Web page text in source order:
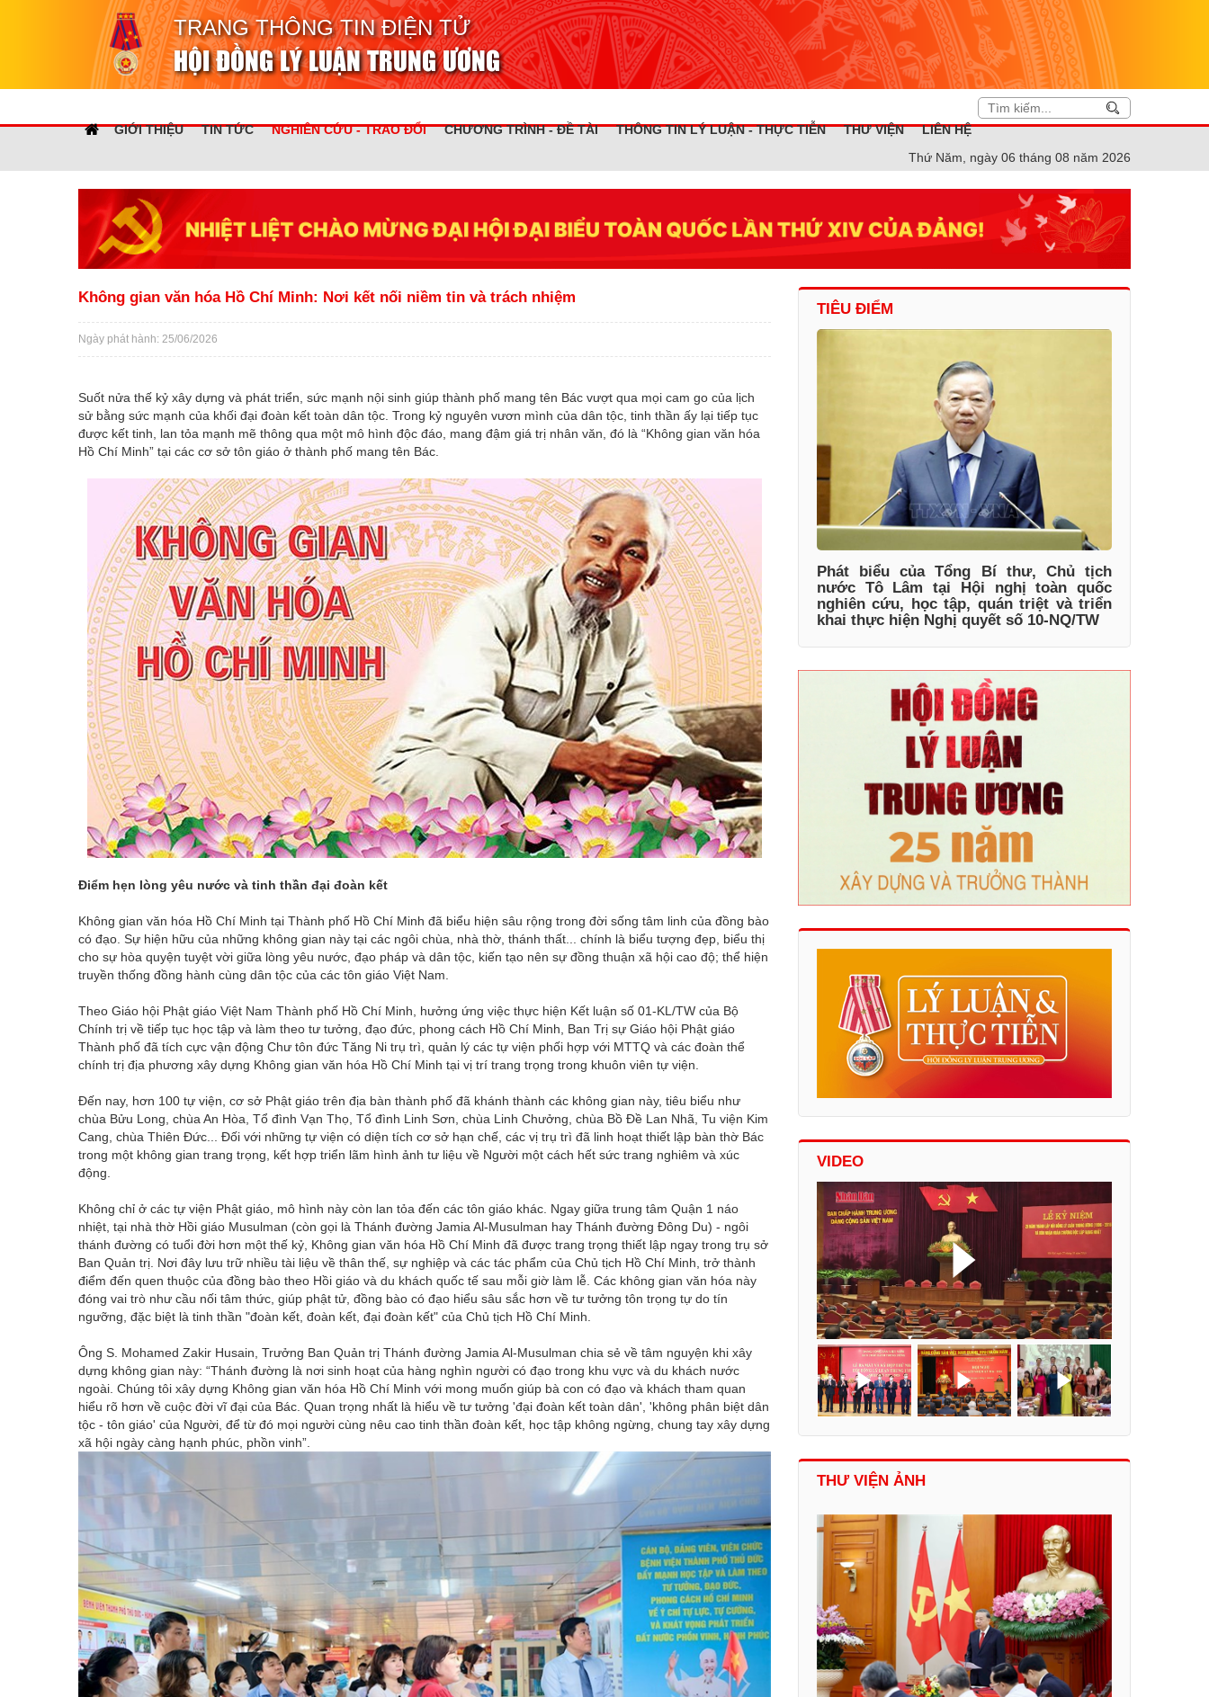
TRANG THÔNG TIN ĐIỆN TỬ
HỘI ĐỒNG LÝ LUẬN TRUNG ƯƠNG
GIỚI THIỆU TIN TỨC NGHIÊN CỨU - TRAO ĐỔI CHƯƠNG TRÌNH - ĐỀ TÀI THÔNG TIN LÝ LUẬN - THỰC TIỄN THƯ VIỆN
LIÊN HỆ
Thứ Năm, ngày 06 tháng 08 năm 2026
Không gian văn hóa Hồ Chí Minh: Nơi kết nối niềm tin và trách nhiệm ​
Ngày phát hành: 25/06/2026
Suốt nửa thế kỷ xây dựng và phát triển, sức mạnh nội sinh giúp thành phố mang tên Bác vượt qua mọi cam go của lịch
sử bằng sức mạnh của khối đại đoàn kết toàn dân tộc. Trong kỷ nguyên vươn mình của dân tộc, tinh thần ấy lại tiếp tục
được kết tinh, lan tỏa mạnh mẽ thông qua một mô hình độc đáo, mang đậm giá trị nhân văn, đó là “Không gian văn hóa
Hồ Chí Minh” tại các cơ sở tôn giáo ở thành phố mang tên Bác.
Điểm hẹn lòng yêu nước và tinh thần đại đoàn kết
Không gian văn hóa Hồ Chí Minh tại Thành phố Hồ Chí Minh đã biểu hiện sâu rộng trong đời sống tâm linh của đồng bào
có đạo. Sự hiện hữu của những không gian này tại các ngôi chùa, nhà thờ, thánh thất... chính là biểu tượng đẹp, biểu thị
cho sự hòa quyện tuyệt vời giữa lòng yêu nước, đạo pháp và dân tộc, kiến tạo nên sự đồng thuận xã hội cao độ; thể hiện
truyền thống đồng hành cùng dân tộc của các tôn giáo Việt Nam.
Theo Giáo hội Phật giáo Việt Nam Thành phố Hồ Chí Minh, hưởng ứng việc thực hiện Kết luận số 01-KL/TW của Bộ
Chính trị về tiếp tục học tập và làm theo tư tưởng, đạo đức, phong cách Hồ Chí Minh, Ban Trị sự Giáo hội Phật giáo
Thành phố đã tích cực vận động Chư tôn đức Tăng Ni trụ trì, quản lý các tự viện phối hợp với MTTQ và các đoàn thể
chính trị địa phương xây dựng Không gian văn hóa Hồ Chí Minh tại vị trí trang trọng trong khuôn viên tự viện.
Đến nay, hơn 100 tự viện, cơ sở Phật giáo trên địa bàn thành phố đã khánh thành các không gian này, tiêu biểu như
chùa Bửu Long, chùa An Hòa, Tổ đình Vạn Thọ, Tổ đình Linh Sơn, chùa Linh Chưởng, chùa Bồ Đề Lan Nhã, Tu viện Kim
Cang, chùa Thiên Đức... Đối với những tự viện có diện tích cơ sở hạn chế, các vị trụ trì đã linh hoạt thiết lập bàn thờ Bác
trong một không gian trang trọng, kết hợp triển lãm hình ảnh tư liệu về Người một cách hết sức trang nghiêm và xúc
động.
Không chỉ ở các tự viện Phật giáo, mô hình này còn lan tỏa đến các tôn giáo khác. Ngay giữa trung tâm Quận 1 náo
nhiệt, tại nhà thờ Hồi giáo Musulman (còn gọi là Thánh đường Jamia Al-Musulman hay Thánh đường Đông Du) - ngôi
thánh đường có tuổi đời hơn một thế kỷ, Không gian văn hóa Hồ Chí Minh đã được trang trọng thiết lập ngay trong trụ sở
Ban Quản trị. Nơi đây lưu trữ nhiều tài liệu về thân thế, sự nghiệp và các tác phẩm của Chủ tịch Hồ Chí Minh, trở thành
điểm đến quen thuộc của đồng bào theo Hồi giáo và du khách quốc tế sau mỗi giờ làm lễ. Các không gian văn hóa này
đóng vai trò như cầu nối tâm thức, giúp phật tử, đồng bào có đạo hiểu sâu sắc hơn về tư tưởng tôn trọng tự do tín
ngưỡng, đặc biệt là tinh thần "đoàn kết, đoàn kết, đại đoàn kết" của Chủ tịch Hồ Chí Minh.
Ông S. Mohamed Zakir Husain, Trưởng Ban Quản trị Thánh đường Jamia Al-Musulman chia sẻ về tâm nguyện khi xây
dựng không gian này: “Thánh đường là nơi sinh hoạt của hàng nghìn người có đạo trong khu vực và du khách nước
ngoài. Chúng tôi xây dựng Không gian văn hóa Hồ Chí Minh với mong muốn giúp bà con có đạo và khách tham quan
hiểu rõ hơn về cuộc đời vĩ đại của Bác. Quan trọng nhất là hiểu về tư tưởng 'đại đoàn kết toàn dân', 'không phân biệt dân
tộc - tôn giáo' của Người, để từ đó mọi người cùng nêu cao tinh thần đoàn kết, học tập không ngừng, chung tay xây dựng
xã hội ngày càng hạnh phúc, phồn vinh”.
TIÊU ĐIỂM
Phát biểu của Tổng Bí thư, Chủ tịch
nước Tô Lâm tại Hội nghị toàn quốc
nghiên cứu, học tập, quán triệt và triển
khai thực hiện Nghị quyết số 10-NQ/TW
VIDEO
THƯ VIỆN ẢNH